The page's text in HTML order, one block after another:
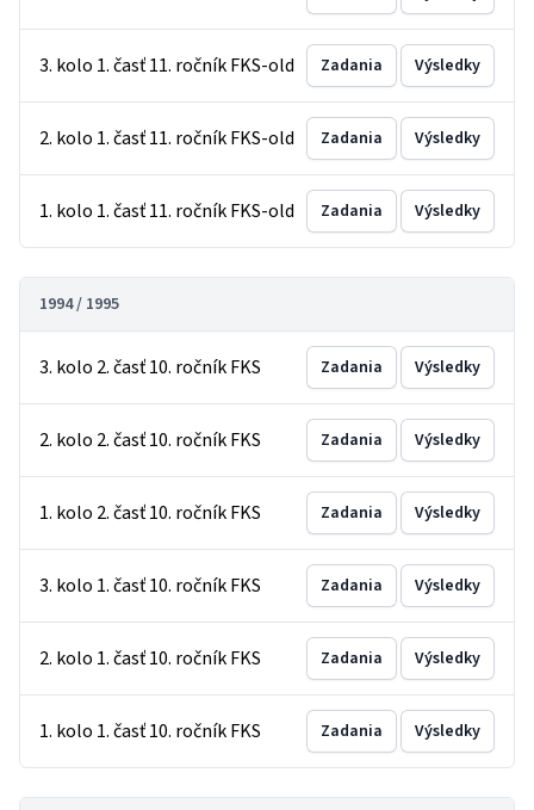
3. kolo 1. časť 11. ročník FKS-old Zadania Výsledky
2. kolo 1. časť 11. ročník FKS-old Zadania Výsledky
1. kolo 1. časť 11. ročník FKS-old Zadania Výsledky
1994 / 1995
3. kolo 2. časť 10. ročník FKS Zadania Výsledky
2. kolo 2. časť 10. ročník FKS Zadania Výsledky
1. kolo 2. časť 10. ročník FKS Zadania Výsledky
3. kolo 1. časť 10. ročník FKS Zadania Výsledky
2. kolo 1. časť 10. ročník FKS Zadania Výsledky
1. kolo 1. časť 10. ročník FKS Zadania Výsledky